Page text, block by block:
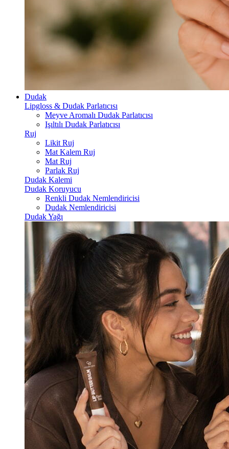
Dudak
Lipgloss & Dudak Parlatıcısı
Meyve Aromalı Dudak Parlatıcısı
Işıltılı Dudak Parlatıcısı
Ruj
Likit Ruj
Mat Kalem Ruj
Mat Ruj
Parlak Ruj
Dudak Kalemi
Dudak Koruyucu
Renkli Dudak Nemlendiricisi
Dudak Nemlendiricisi
Dudak Yağı